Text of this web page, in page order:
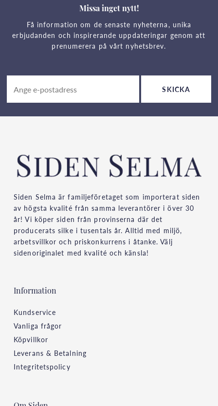
Missa inget nytt!
Få information om de senaste nyheterna, unika
erbjudanden och inspirerande uppdateringar genom att
prenumerera på vårt nyhetsbrev.
SKICKA
Siden Selma är familjeföretaget som importerat siden
av högsta kvalité från samma leverantörer i över 30
år! Vi köper siden från provinserna där det
producerats silke i tusentals år. Alltid med miljö,
arbetsvillkor och priskonkurrens i åtanke. Välj
sidenoriginalet med kvalité och känsla!
Information
Kundservice
Vanliga frågor
Köpvillkor
Leverans & Betalning
Integritetspolicy